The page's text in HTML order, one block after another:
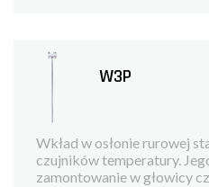
W3P
Wkład w osłonie rurowej
czujników temperatury.
zamontowanie w głowicy